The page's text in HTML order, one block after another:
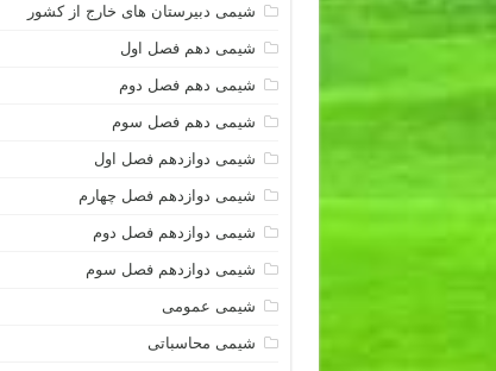
شیمی دبیرستان های خارج از کشور
شیمی دهم فصل اول
شیمی دهم فصل دوم
شیمی دهم فصل سوم
شیمی دوازدهم فصل اول
شیمی دوازدهم فصل چهارم
شیمی دوازدهم فصل دوم
شیمی دوازدهم فصل سوم
شیمی عمومی
شیمی محاسباتی